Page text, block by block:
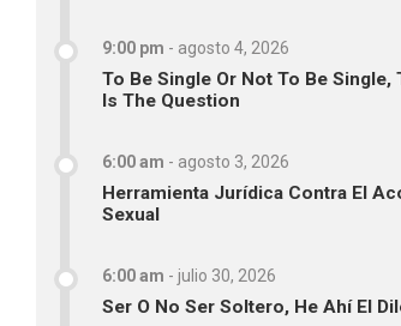
9:00 pm - agosto 4, 2026
To Be Single Or Not To Be Single,
Is The Question
6:00 am - agosto 3, 2026
Herramienta Jurídica Contra El
Sexual
6:00 am - julio 30, 2026
Ser O No Ser Soltero, He Ahí El